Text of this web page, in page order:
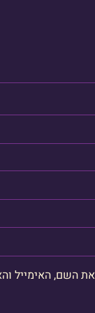
השם, האימייל